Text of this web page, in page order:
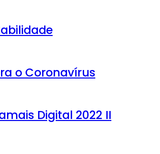
o Coronavírus
Digital 2022 II